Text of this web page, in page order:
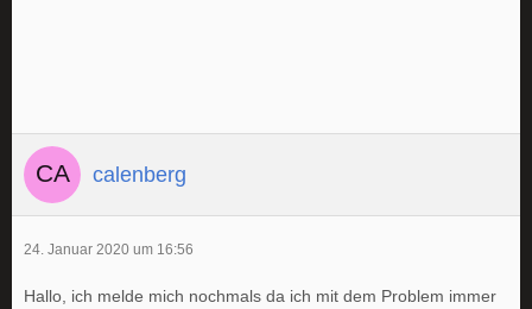
calenberg
24. Januar 2020 um 16:56
Hallo, ich melde mich nochmals da ich mit dem Problem immer